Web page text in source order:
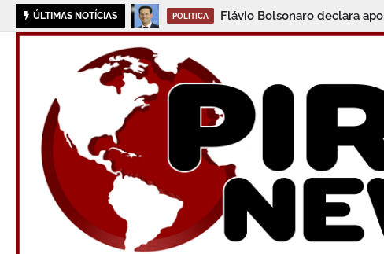
ÚLTIMAS NOTÍCIAS POLITICA Flávio Bolsonaro declara